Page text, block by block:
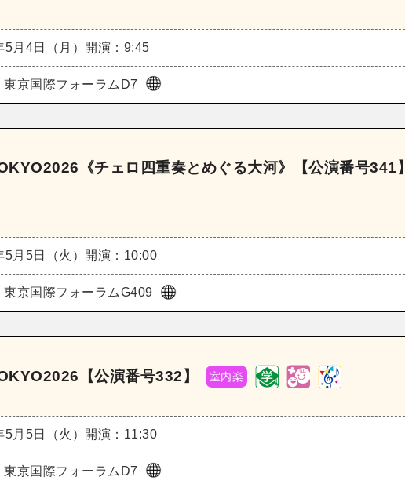
月4日（月） 開演：9:45
東京国際フォーラムD7
《チェロ四重奏とめぐる大河》【公演番号341】
月5日（火） 開演：10:00
東京国際フォーラムG409
【公演番号332】 室内楽
月5日（火） 開演：11:30
東京国際フォーラムD7